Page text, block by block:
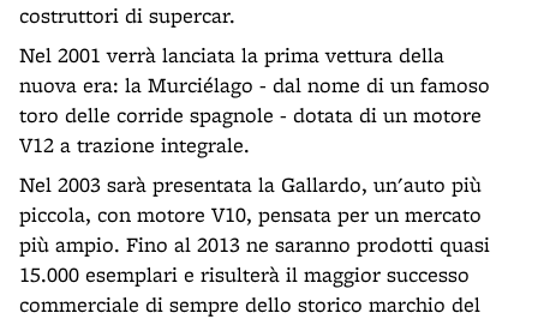
costruttori di supercar.
Nel 2001 verrà lanciata la prima vettura della
nuova era: la Murciélago - dal nome di un famoso
toro delle corride spagnole - dotata di un motore
V12 a trazione integrale.
Nel 2003 sarà presentata la Gallardo, un'auto più
piccola, con motore V10, pensata per un mercato
più ampio. Fino al 2013 ne saranno prodotti quasi
15.000 esemplari e risulterà il maggior successo
commerciale di sempre dello storico marchio del